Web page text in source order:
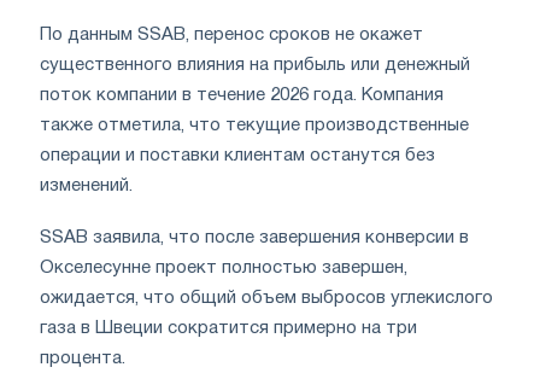
По данным SSAB, перенос сроков не окажет
существенного влияния на прибыль или денежный
поток компании в течение 2026 года. Компания
также отметила, что текущие производственные
операции и поставки клиентам останутся без
изменений.
SSAB заявила, что после завершения конверсии в
Окселесунне проект полностью завершен,
ожидается, что общий объем выбросов углекислого
газа в Швеции сократится примерно на три
процента.